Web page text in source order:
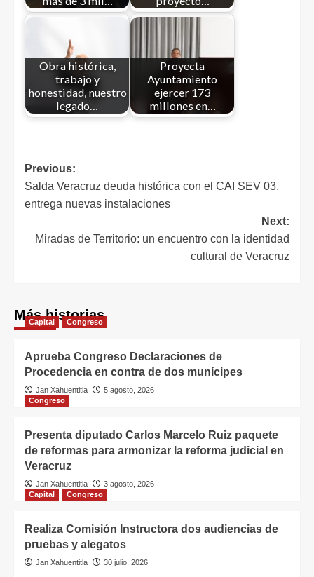
Obra histórica,
trabajo y
honestidad, nuestro
legado…
Proyecta
Ayuntamiento
ejercer 173
millones en…
Previous:
Salda Veracruz deuda histórica con el CAI SEV 03,
entrega nuevas instalaciones
Next:
Miradas de Territorio: un encuentro con la identidad
cultural de Veracruz
Más historias
Capital Congreso
Aprueba Congreso Declaraciones de
Procedencia en contra de dos munícipes
Jan Xahuentitla
5 agosto, 2026
Congreso
Presenta diputado Carlos Marcelo Ruiz paquete
de reformas para armonizar la reforma judicial en
Veracruz
Jan Xahuentitla
3 agosto, 2026
Capital
Congreso
Realiza Comisión Instructora dos audiencias de
pruebas y alegatos
Jan Xahuentitla 30 julio, 2026